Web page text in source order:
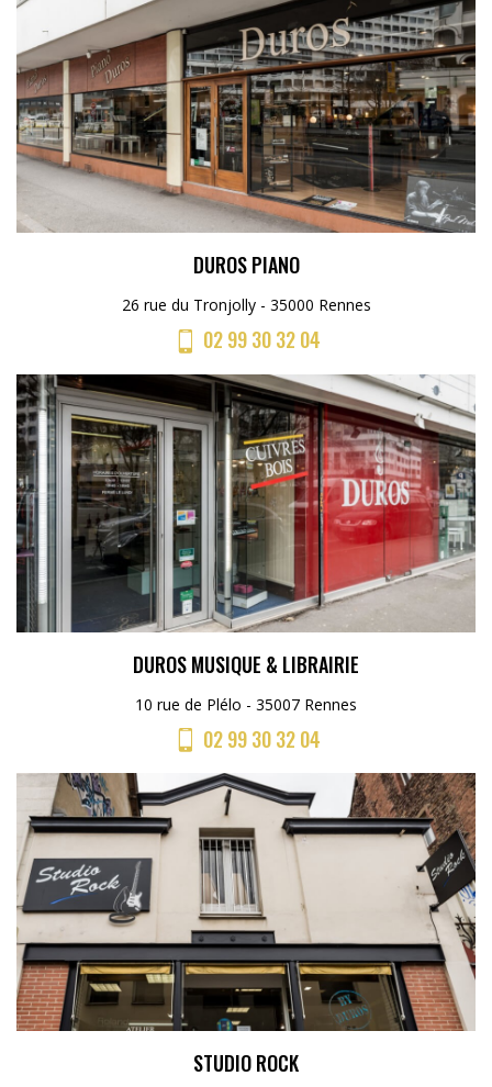
DUROS PIANO
26 rue du Tronjolly - 35000 Rennes
02 99 30 32 04
DUROS MUSIQUE & LIBRAIRIE
10 rue de Plélo - 35007 Rennes
02 99 30 32 04
STUDIO ROCK